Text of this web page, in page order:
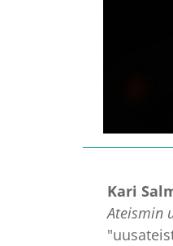
Kari
Ateismin